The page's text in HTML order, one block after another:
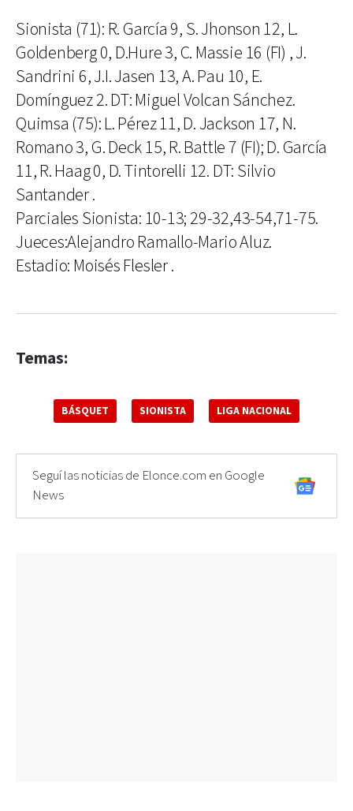
Sionista (71): R. García 9, S. Jhonson 12, L.
Goldenberg 0, D.Hure 3, C. Massie 16 (FI) , J.
Sandrini 6, J.I. Jasen 13, A. Pau 10, E.
Domínguez 2. DT: Miguel Volcan Sánchez.
Quimsa (75): L. Pérez 11, D. Jackson 17, N.
Romano 3, G. Deck 15, R. Battle 7 (FI); D. García
11, R. Haag 0, D. Tintorelli 12. DT: Silvio
Santander .
Parciales Sionista: 10-13; 29-32,43-54,71-75.
Jueces:Alejandro Ramallo-Mario Aluz.
Estadio: Moisés Flesler .
Temas:
BÁSQUET SIONISTA LIGA NACIONAL
Seguí las noticias de Elonce.com en Google
News